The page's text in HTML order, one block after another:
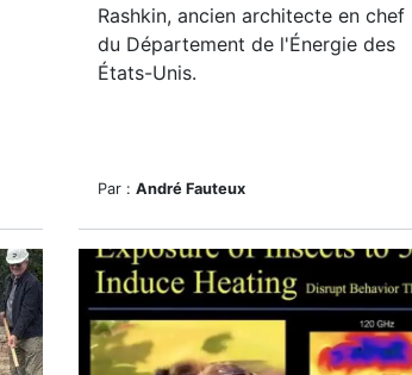
Rashkin, ancien architecte en chef
du Département de l'Énergie des
États-Unis.
Par : André Fauteux